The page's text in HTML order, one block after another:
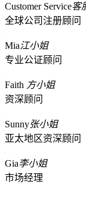
Customer Service客
全球公司注册顾问
Mia江小姐
专业公证顾问
Faith 方小姐
资深顾问
Sunny张小姐
亚太地区资深顾问
Gia李小姐
市场经理